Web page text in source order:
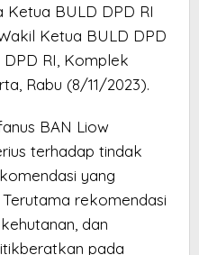
BULD DPD RI
Ketua BULD DPD
DPD RI, Komplek
Rabu (8/11/2023).
BAN Liow
terhadap tindak
yang
rekomendasi
dan
pada